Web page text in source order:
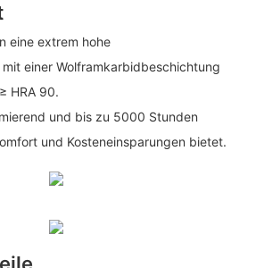
eine extrem hohe
einer Wolframkarbidbeschichtung
HRA 90.
und bis zu 5000 Stunden
und Kosteneinsparungen bietet.